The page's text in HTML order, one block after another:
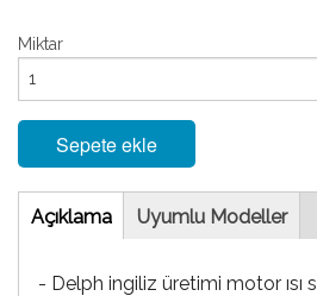
Miktar
Sepete ekle
Tab
Açıklama(etkinUyumlu Modeller
- Delph ingiliz üretimi motor ısı